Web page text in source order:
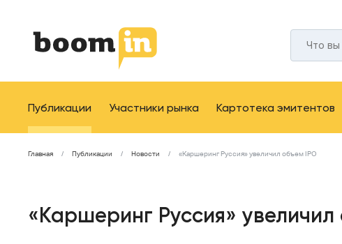
Публикации Участники рынка Картотека эмитентов
Главная Публикации Новости «Каршеринг Руссия» увеличил объем IPO
«Каршеринг Руссия» увеличил